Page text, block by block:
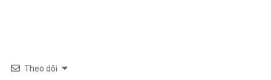
Theo dõi